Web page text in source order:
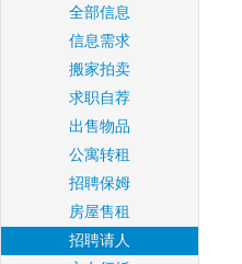
全部信息
信息需求
搬家拍卖
求职自荐
出售物品
公寓转租
招聘保姆
房屋售租
招聘请人